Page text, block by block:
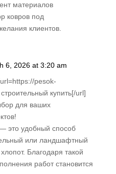
материалов
ковров под
клиентов.
6, 2026 at 3:20 am
pesok-
купить[/url]
для ваших
это удобный способ
или ландшафтный
Благодаря такой
работ становится